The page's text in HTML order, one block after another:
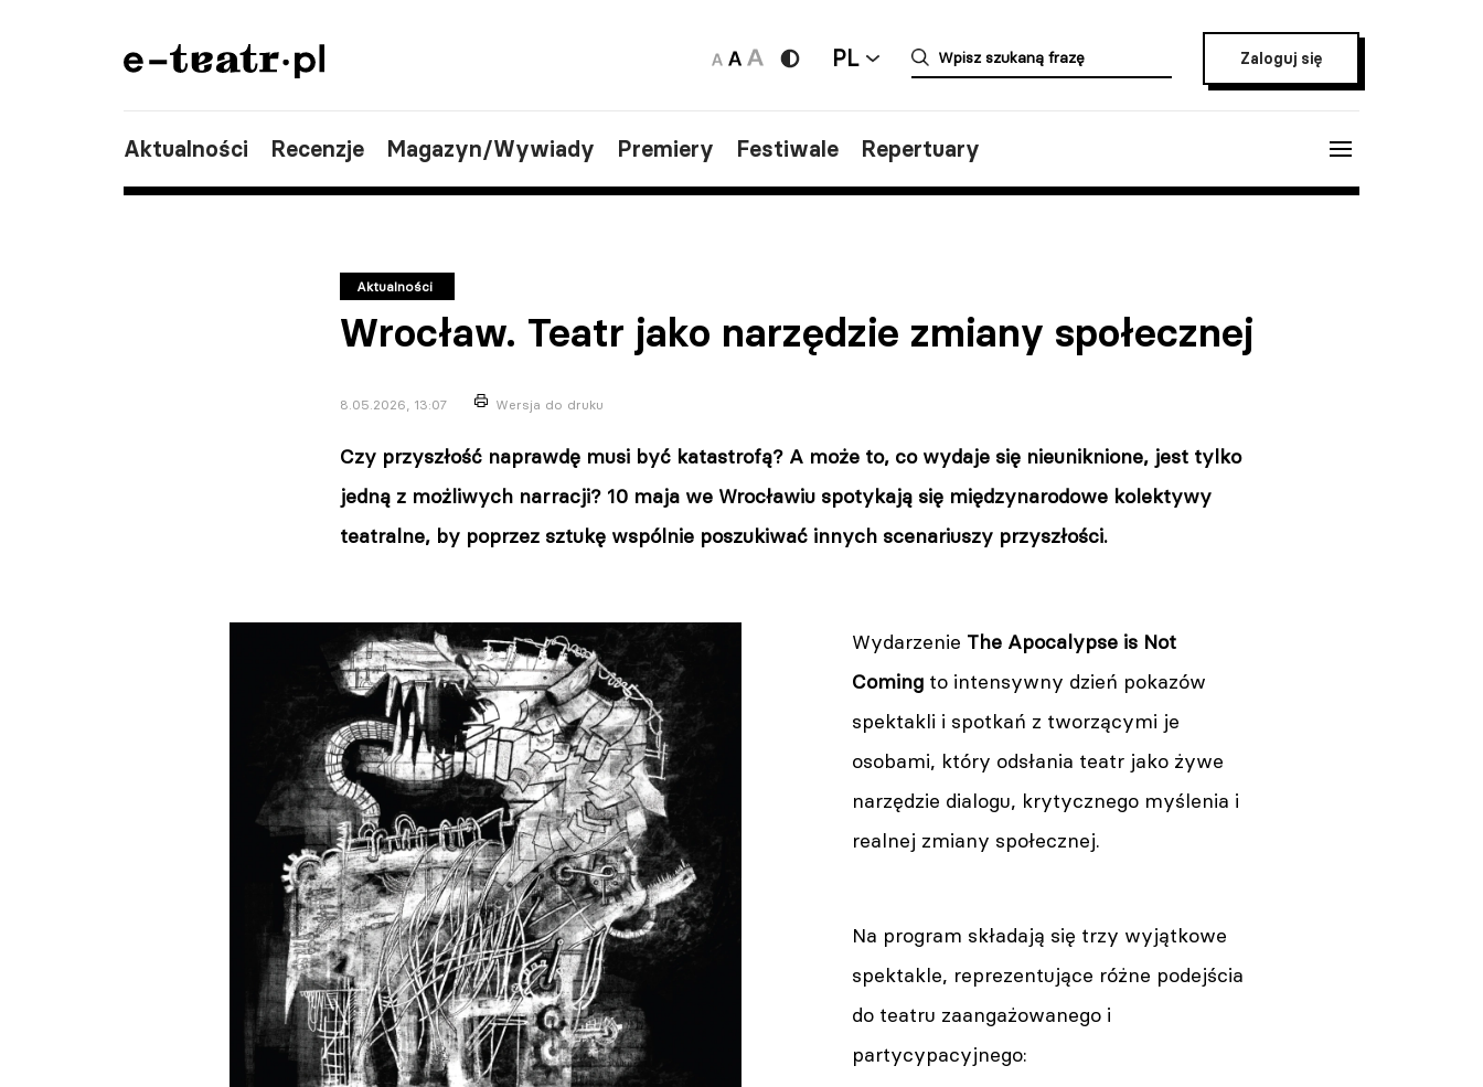
PL Zaloguj się
Aktualności Recenzje Magazyn/Wywiady Premiery Festiwale Repertuary
Aktualności
Wrocław. Teatr jako narzędzie zmiany społecznej
8.05.2026, 13:07 Wersja do druku
Czy przyszłość naprawdę musi być katastrofą? A może to, co wydaje się nieuniknione, jest tylko
jedną z możliwych narracji? 10 maja we Wrocławiu spotykają się międzynarodowe kolektywy
teatralne, by poprzez sztukę wspólnie poszukiwać innych scenariuszy przyszłości.
Wydarzenie The Apocalypse is Not
Coming to intensywny dzień pokazów
spektakli i spotkań z tworzącymi je
osobami, który odsłania teatr jako żywe
narzędzie dialogu, krytycznego myślenia i
realnej zmiany społecznej.
Na program składają się trzy wyjątkowe
spektakle, reprezentujące różne podejścia
do teatru zaangażowanego i
partycypacyjnego: